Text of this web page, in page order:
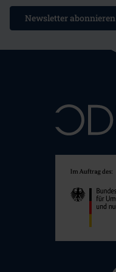
Newsletter abonnieren